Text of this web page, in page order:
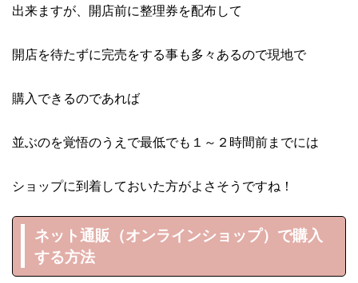
出来ますが、開店前に整理券を配布して
開店を待たずに完売をする事も多々あるので現地で
購入できるのであれば
並ぶのを覚悟のうえで最低でも１～２時間前までには
ショップに到着しておいた方がよさそうですね！
ネット通販（オンラインショップ）で購入
する方法